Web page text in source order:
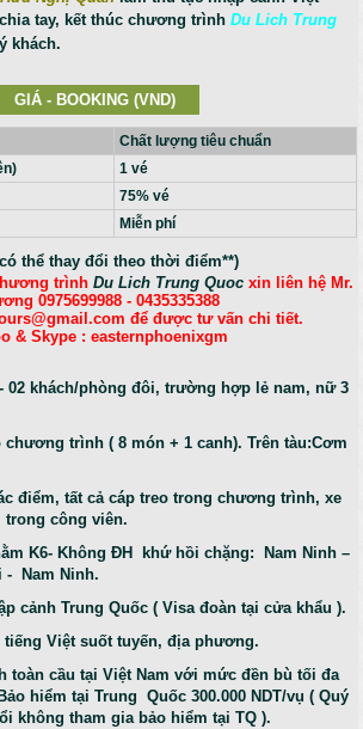
tay, kết thúc chương trìnhDu Lich Trung
khách.
GIÁ - BOOKING (VND)
Chất lượng tiêu chuẩn
1 vé
75% vé
Miễn phí
thể thay đổi theo thời điểm**)
trình Du Lich Trung Quoc xin liên hệ Mr.
0975699988 - 0435335388
để được tư vấn chi tiết.
& Skype : easternphoenixgm
02 khách/phòng đôi, trường hợp lẻ nam, nữ 3
ch­ư­ơng trình ( 8 món + 1 canh). Trên tàu:Cơm
điểm, tất cả cáp treo trong chương trình, xe
công viên.
K6- Không ĐH khứ hồi chặng: Nam Ninh –
- Nam Ninh.
cảnh Trung Quốc ( Visa đoàn tại cửa khẩu ).
tiếng Việt suốt tuyến, địa phương.
toàn cầu tại Việt Nam với mức đền bù tối đa
hiểm tại Trung Quốc 300.000 NDT/vụ ( Quý
không tham gia bảo hiểm tại TQ ).